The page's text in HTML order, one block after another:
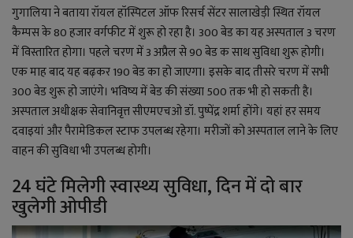
गुगालिया ने बताया रॉयल हॉस्पिटल ऑफ रिसर्च सेंटर सालाखेड़ी स्थित रॉयल
कैम्पस के 80 हजार वर्गफीट में शुरू हो रहा है। 300 बेड का यह अस्पताल 3 चरण
में विस्तारित होगा। पहले चरण में 3 अप्रैल से 90 बेड क साथ सुविधा शुरू होगी।
एक माह बाद यह बढ़कर 190 बेड का हो जाएगा। इसके बाद तीसरे चरण में सभी
300 बेड शुरू हो जाएंगे। भविष्य में बेड की संख्या 500 तक भी हो सकती है।
अस्पताल अधीक्षक सेवानिवृत्त सीएमएचओ डॉ. पुष्पेंद्र शर्मा होंगे। यहां हर समय
दवाइयां और पैरामेडिकल स्टाफ उपलब्ध रहेगा। मरीजों को अस्पताल लाने के लिए
वाहन की सुविधा भी उपलब्ध होगी।
24 घंटे मिलेगी स्वास्थ्य सुविधा, दिन में दो बार
खुलेगी ओपीडी